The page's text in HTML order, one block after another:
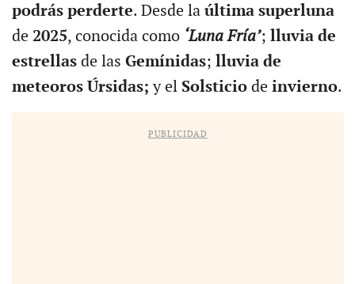
podrás perderte. Desde la última superluna
de 2025, conocida como ‘Luna Fría’; lluvia de
estrellasde las Gemínidas; lluvia de
meteoros Úrsidas; y el Solsticio de invierno.
PUBLICIDAD